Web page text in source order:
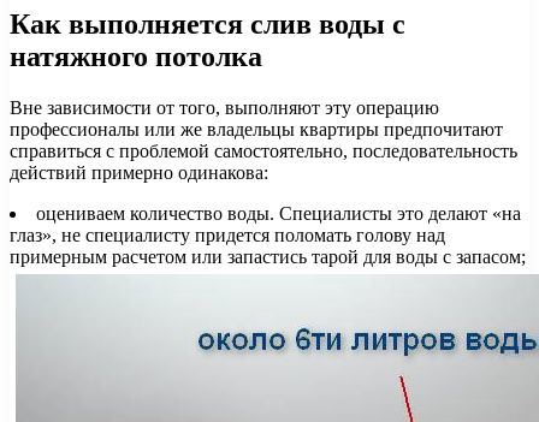
Как выполняется слив воды с
натяжного потолка
Вне зависимости от того, выполняют эту операцию
профессионалы или же владельцы квартиры предпочитают
справиться с проблемой самостоятельно, последовательность
действий примерно одинакова:
оцениваем количество воды. Специалисты это делают «на
глаз», не специалисту придется поломать голову над
примерным расчетом или запастись тарой для воды с запасом;